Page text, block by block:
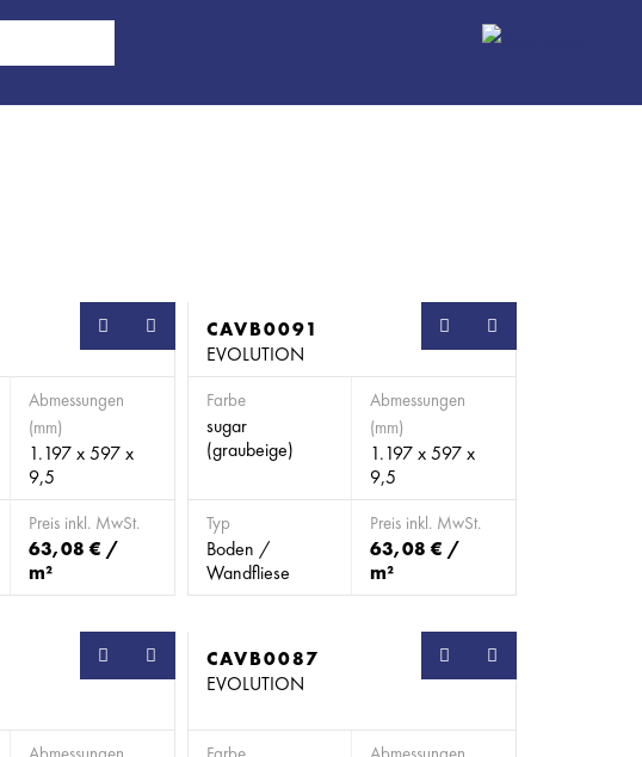
Abmessungen
(mm)
1.197 x 597 x
9,5
Preis inkl. MwSt.
63,08 € /
m²
CAVB0091
EVOLUTION
Farbe
sugar
(graubeige)
Abmessungen
(mm)
1.197 x 597 x
9,5
Typ
Boden /
Wandfliese
Preis inkl. MwSt.
63,08 € /
m²
CAVB0087
EVOLUTION